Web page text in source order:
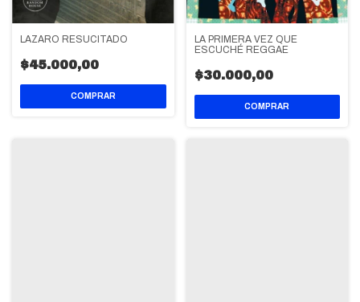
LAZARO RESUCITADO
$45.000,00
LA PRIMERA VEZ QUE
ESCUCHÉ REGGAE
$30.000,00